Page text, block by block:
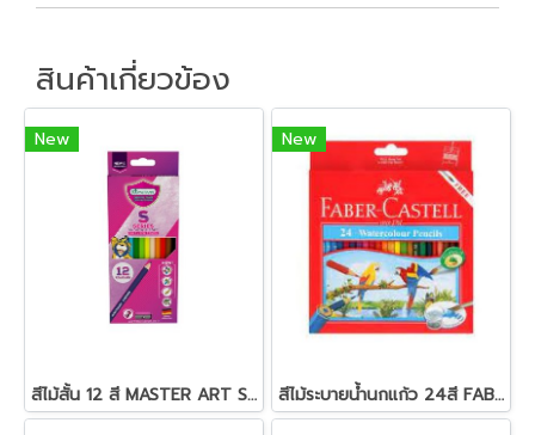
สินค้าเกี่ยวข้อง
New
สีไม้สั้น 12 สี MASTER ART S-SERIES
New
สีไม้ระบายน้ำนกแก้ว 24สี FABER-CASTELL